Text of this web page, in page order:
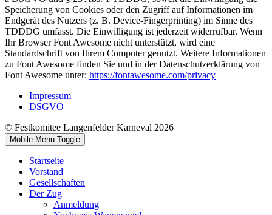
Speicherung von Cookies oder den Zugriff auf Informationen im
Endgerät des Nutzers (z. B. Device-Fingerprinting) im Sinne des
TDDDG umfasst. Die Einwilligung ist jederzeit widerrufbar. Wenn
Ihr Browser Font Awesome nicht unterstützt, wird eine
Standardschrift von Ihrem Computer genutzt. Weitere Informationen
zu Font Awesome finden Sie und in der Datenschutzerklärung von
Font Awesome unter: https://fontawesome.com/privacy
Impressum
DSGVO
© Festkomitee Langenfelder Karneval 2026
Mobile Menu Toggle
Startseite
Vorstand
Gesellschaften
Der Zug
Anmeldung